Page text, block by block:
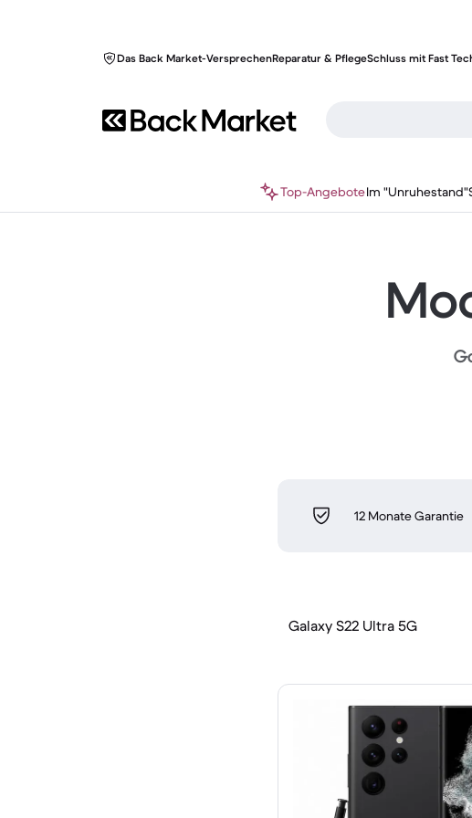
Das Back Market-VersprechenReparatur & PflegeSchluss mit Fast
Top-AngeboteIm "Unruhestand"
12 Monate Garantie
Galaxy S22 Ultra 5G